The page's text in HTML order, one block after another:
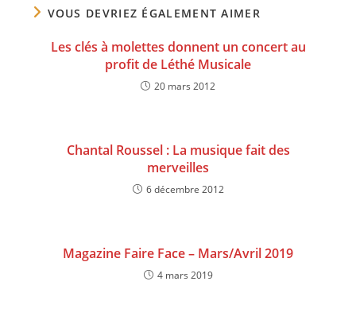
VOUS DEVRIEZ ÉGALEMENT AIMER
Les clés à molettes donnent un concert au
profit de Léthé Musicale
20 mars 2012
Chantal Roussel : La musique fait des
merveilles
6 décembre 2012
Magazine Faire Face – Mars/Avril 2019
4 mars 2019